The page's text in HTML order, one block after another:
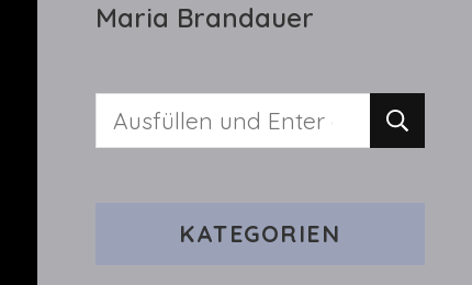
Maria Brandauer
Suchst
KATEGORIEN